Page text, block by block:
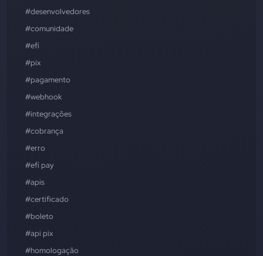
#desenvolvedores
#comunidade
#efí
#pix
#pagamento
#webhook
#integrações
#cobrança
#erro
#efí pay
#apis
#certificado
#boleto
#api pix
#homologação